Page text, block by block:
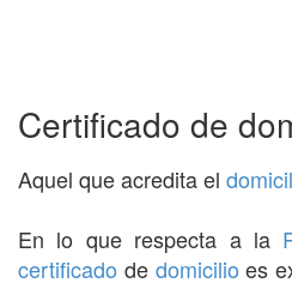
Certificado de
Aquel que acredita el
En lo que respecta a la
certificado de domicilio es